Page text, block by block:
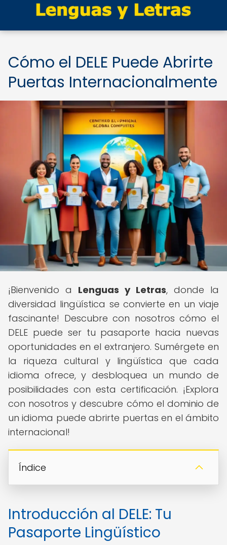
Cómo el DELE Puede Abrirte
Puertas Internacionalmente
¡Bienvenido a Lenguas y Letras, donde la
diversidad lingüística se convierte en un viaje
fascinante! Descubre con nosotros cómo el
DELE puede ser tu pasaporte hacia nuevas
oportunidades en el extranjero. Sumérgete en
la riqueza cultural y lingüística que cada
idioma ofrece, y desbloquea un mundo de
posibilidades con esta certificación. ¡Explora
con nosotros y descubre cómo el dominio de
un idioma puede abrirte puertas en el ámbito
internacional!
Índice
Introducción al DELE: Tu
Pasaporte Lingüístico